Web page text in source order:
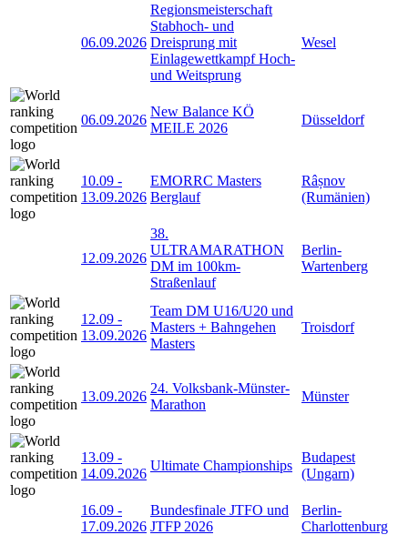
06.09.2026
Regionsmeisterschaft
Stabhoch- und
Dreisprung mit
Einlagewettkampf Hoch-
und Weitsprung
Wesel
06.09.2026
New Balance KÖ
MEILE 2026
Düsseldorf
10.09 -
13.09.2026
EMORRC Masters
Berglauf
Râșnov
(Rumänien)
12.09.2026
38.
ULTRAMARATHON
DM im 100km-
Straßenlauf
Berlin-
Wartenberg
12.09 -
13.09.2026
Team DM U16/U20 und
Masters + Bahngehen
Masters
Troisdorf
13.09.2026
24. Volksbank-Münster-
Marathon
Münster
13.09 -
14.09.2026
Ultimate Championships
Budapest
(Ungarn)
16.09 -
17.09.2026
Bundesfinale JTFO und
JTFP 2026
Berlin-
Charlottenburg